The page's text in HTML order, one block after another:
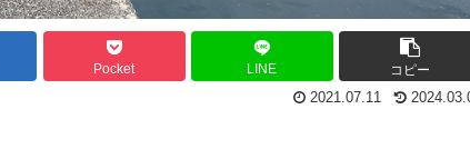
Pocket LINE
コピー
2021.07.11